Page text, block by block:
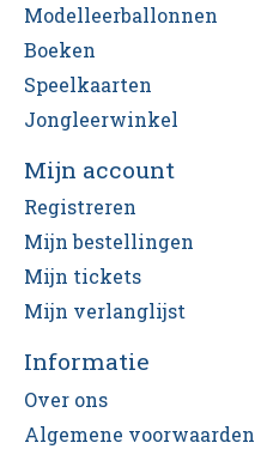
Modelleerballonnen
Boeken
Speelkaarten
Jongleerwinkel
Mijn account
Registreren
Mijn bestellingen
Mijn tickets
Mijn verlanglijst
Informatie
Over ons
Algemene voorwaarden